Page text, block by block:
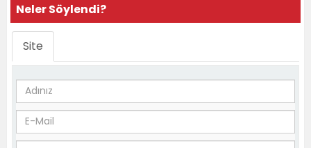
Neler Söylendi?
Site